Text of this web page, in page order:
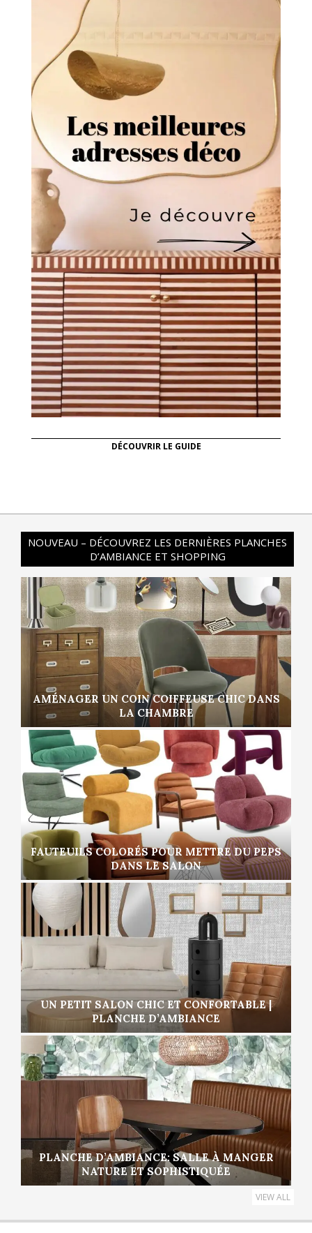
DÉCOUVRIR LE GUIDE
NOUVEAU – DÉCOUVREZ LES DERNIÈRES PLANCHES
D’AMBIANCE ET SHOPPING
AMÉNAGER UN COIN COIFFEUSE CHIC DANS
LA CHAMBRE
FAUTEUILS COLORÉS POUR METTRE DU PEPS
DANS LE SALON
UN PETIT SALON CHIC ET CONFORTABLE |
PLANCHE D’AMBIANCE
PLANCHE D’AMBIANCE: SALLE À MANGER
NATURE ET SOPHISTIQUÉE
VIEW ALL